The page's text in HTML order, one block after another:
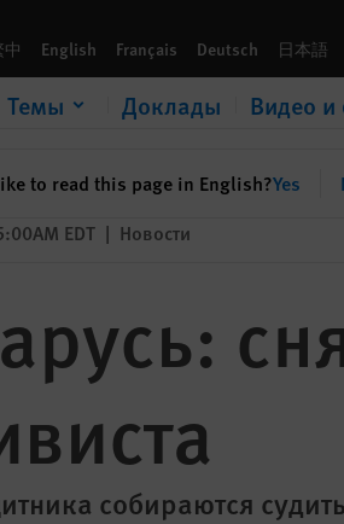
中 English Français Deutsch 日本語
Темы Доклады Видео и
to read this page in English?Yes
EDT | Новости
собираются